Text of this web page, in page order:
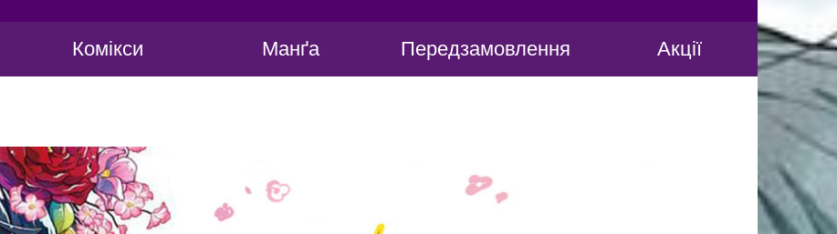
Комікси Манґа Передзамовлення Акції